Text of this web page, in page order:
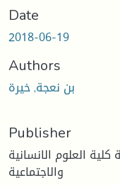
Date
2018-06-19
Authors
بن نعجة, خيرة
Publisher
العلوم الانسانية
والاجتماعية